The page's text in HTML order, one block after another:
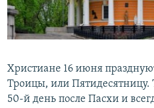
ПОБЕДИТЕЛЕЙ НЕ СУДЯТ?
КРЫМ.НЕПОКОРЕННЫЙ
УКРАИНСКАЯ ПРОБЛЕМА КРЫМА
ПРИСОЕДИНЯЙТЕСЬ!
Все сайты RFE/RL
Христиане 16 июня
Троицы, или Пятидесятницу.
50-й день после Пасхи и